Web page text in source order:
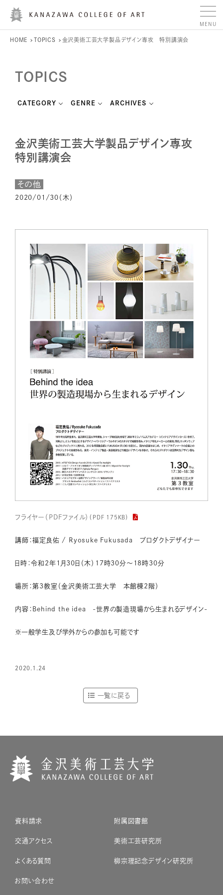
HOME TOPICS 金沢美術工芸大学製品デザイン専攻 特別講演会
TOPICS
CATEGORY GENRE ARCHIVES
金沢美術工芸大学製品デザイン専攻
特別講演会
その他
2020/01/30（木）
フライヤー（PDFファイル） （PDF 175KB）
講師：福定良佑 / Ryosuke Fukusada プロダクトデザイナー
日時：令和2年1月30日（木）17時30分～18時30分
場所：第3教室（金沢美術工芸大学 本館棟2階）
内容：Behind the idea -世界の製造現場から生まれるデザイン-
※一般学生及び学外からの参加も可能です
2020.1.24
一覧に戻る
資料請求
交通アクセス
よくある質問
お問い合わせ
附属図書館
美術工芸研究所
柳宗理記念デザイン研究所